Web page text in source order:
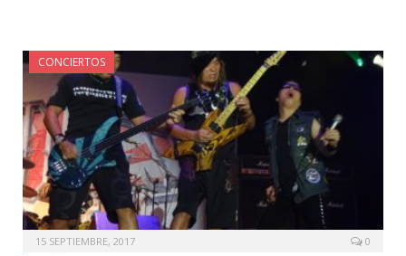
CONCIERTOS
15 SEPTIEMBRE, 2017 0